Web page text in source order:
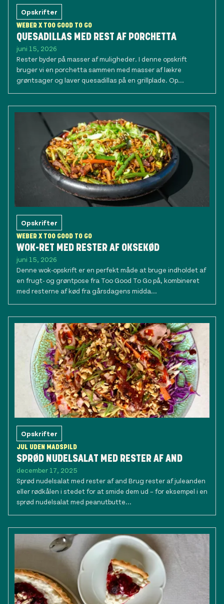
Opskrifter
WEBER X TOO GOOD TO GO
QUESADILLAS MED REST AF PORCHETTA
juni 15, 2026
Rester byder på masser af muligheder. I denne opskrift
bruger vi en porchetta sammen med masser af lækre
grøntsager og laver quesadillas på en grillplade. Op...
Opskrifter
WEBER X TOO GOOD TO GO
WOK-RET MED RESTER AF OKSEKØD
juni 15, 2026
Denne wok-opskrift er en perfekt måde at bruge indholdet af
en frugt- og grøntpose fra Too Good To Go på, kombineret
med resterne af kød fra gårsdagens midda...
Opskrifter
JUL UDEN MADSPILD
SPRØD NUDELSALAT MED RESTER AF AND
december 17, 2025
Sprød nudelsalat med rester af and Brug rester af juleanden
eller rødkålen i stedet for at smide dem ud – for eksempel i en
sprød nudelsalat med peanutbutte...